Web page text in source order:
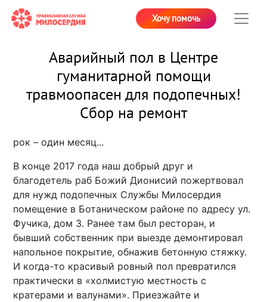
Хочу помочь
Аварийный пол в Центре
гуманитарной помощи
травмоопасен для подопечных!
Сбор на ремонт
рок – один месяц...
В конце 2017 года наш добрый друг и
благодетель раб Божий Дионисий пожертвовал
для нужд подопечных Службы Милосердия
помещение в Ботаническом районе по адресу ул.
Фучика, дом 3. Ранее там был ресторан, и
бывший собственник при выезде демонтировал
напольное покрытие, обнажив бетонную стяжку.
И когда-то красивый ровный пол превратился
практически в «холмистую местность с
кратерами и валунами». Приезжайте и